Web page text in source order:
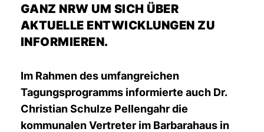
GANZ NRW UM SICH ÜBER
AKTUELLE ENTWICKLUNGEN ZU
INFORMIEREN.
Im Rahmen des umfangreichen
Tagungsprogramms informierte auch Dr.
Christian Schulze Pellengahr die
kommunalen Vertreter im Barbarahaus in